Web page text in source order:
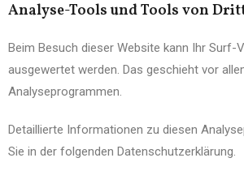
Analyse-Tools und Tools von
Beim Besuch dieser Website kann Ihr Surf-
ausgewertet werden. Das geschieht vor
Analyseprogrammen.
Detaillierte Informationen zu diesen
Sie in der folgenden Datenschutzerklärung.